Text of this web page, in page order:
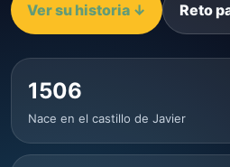
Ver su historia ↓ Reto
1506
Nace en el castillo de Javier